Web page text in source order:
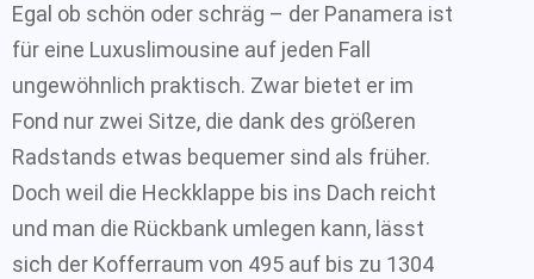
Egal ob schön oder schräg – der Panamera ist
für eine Luxuslimousine auf jeden Fall
ungewöhnlich praktisch. Zwar bietet er im
Fond nur zwei Sitze, die dank des größeren
Radstands etwas bequemer sind als früher.
Doch weil die Heckklappe bis ins Dach reicht
und man die Rückbank umlegen kann, lässt
sich der Kofferraum von 495 auf bis zu 1304